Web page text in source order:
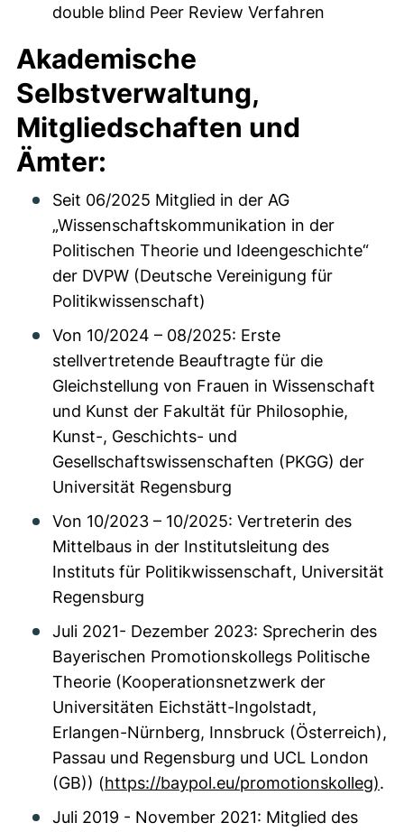
double blind Peer Review Verfahren
Akademische
Selbstverwaltung,
Mitgliedschaften und
Ämter:
Seit 06/2025 Mitglied in der AG
„Wissenschaftskommunikation in der
Politischen Theorie und Ideengeschichte“
der DVPW (Deutsche Vereinigung für
Politikwissenschaft)
Von 10/2024 – 08/2025: Erste
stellvertretende Beauftragte für die
Gleichstellung von Frauen in Wissenschaft
und Kunst der Fakultät für Philosophie,
Kunst-, Geschichts- und
Gesellschaftswissenschaften (PKGG) der
Universität Regensburg
Von 10/2023 – 10/2025: Vertreterin des
Mittelbaus in der Institutsleitung des
Instituts für Politikwissenschaft, Universität
Regensburg
Juli 2021- Dezember 2023: Sprecherin des
Bayerischen Promotionskollegs Politische
Theorie (Kooperationsnetzwerk der
Universitäten Eichstätt-Ingolstadt,
Erlangen-Nürnberg, Innsbruck (Österreich),
Passau und Regensburg und UCL London
(GB)) (https://baypol.eu/promotionskolleg).
Juli 2019 - November 2021: Mitglied des